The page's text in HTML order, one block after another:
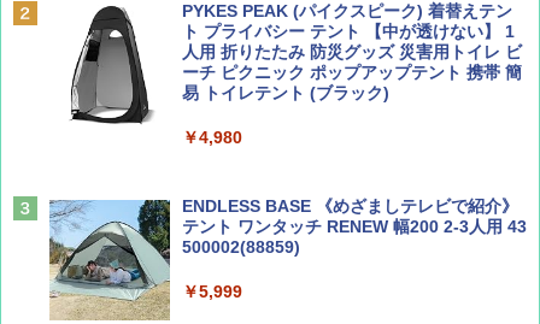
￥713
￥2,695
球の歩き方A ヨーロッパ
PYKES PEAK (パイクスピーク) 着替えテン
ト プライバシー テント 【中が透けない】 1
人用 折りたたみ 防災グッズ 災害用トイレ ビ
ーチ ピクニック ポップアップテント 携帯 簡
易 トイレテント (ブラック)
￥4,980
ENDLESS BASE 《めざましテレビで紹介》
テント ワンタッチ RENEW 幅200 2-3人用 43
500002(88859)
￥5,999